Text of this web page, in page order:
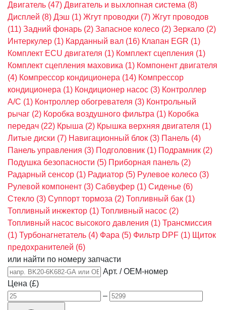
Двигатель (47) Двигатель и выхлопная система (8)
Дисплей (8) Дэш (1) Жгут проводки (7) Жгут проводов
(11) Задний фонарь (2) Запасное колесо (2) Зеркало (2)
Интеркулер (1) Карданный вал (16) Клапан EGR (1)
Комплект ECU двигателя (1) Комплект сцепления (1)
Комплект сцепления маховика (1) Компонент двигателя
(4) Компрессор кондиционера (14) Компрессор
кондиционера (1) Кондиционер насос (3) Контроллер
A/C (1) Контроллер обогревателя (3) Контрольный
рычаг (2) Коробка воздушного фильтра (1) Коробка
передач (22) Крыша (2) Крышка верхняя двигателя (1)
Литые диски (7) Навигационный блок (3) Панель (4)
Панель управления (3) Подголовник (1) Подрамник (2)
Подушка безопасности (5) Приборная панель (2)
Радарный сенсор (1) Радиатор (5) Рулевое колесо (3)
Рулевой компонент (3) Сабвуфер (1) Сиденье (6)
Стекло (3) Суппорт тормоза (2) Топливный бак (1)
Топливный инжектор (1) Топливный насос (2)
Топливный насос высокого давления (1) Трансмиссия
(1) Турбонагнетатель (4) Фара (5) Фильтр DPF (1) Щиток
предохранителей (6)
или найти по номеру запчасти
Арт. / OEM-номер
Цена (£)
–